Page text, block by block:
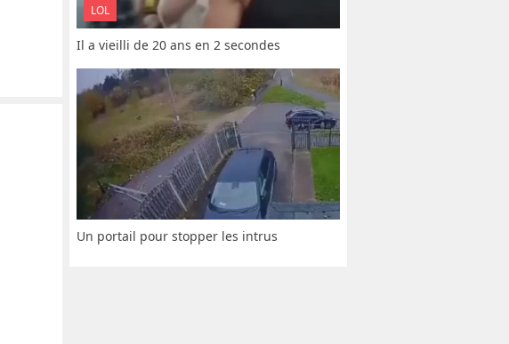
LOL
Il a vieilli de 20 ans en 2 secondes
Un portail pour stopper les intrus